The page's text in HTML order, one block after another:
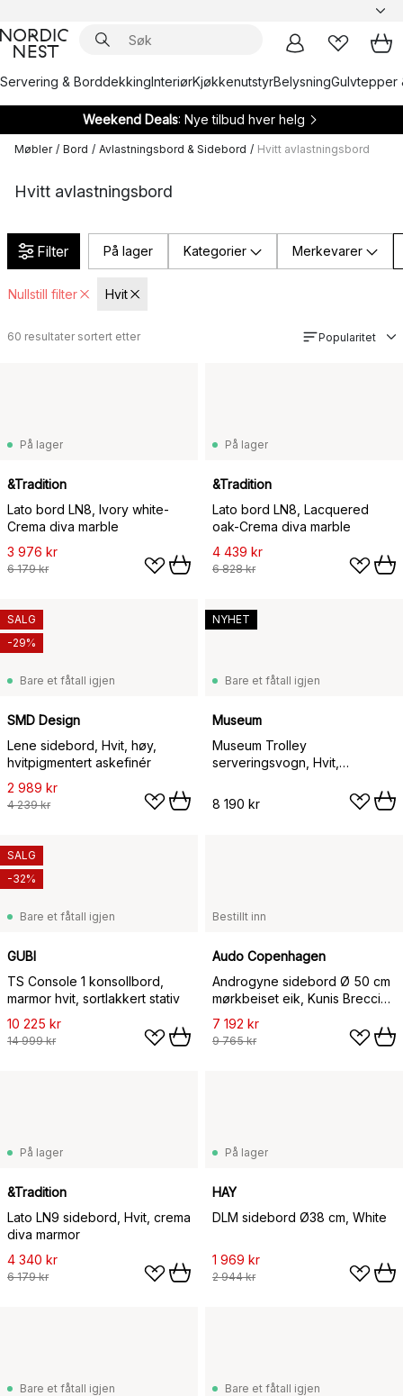
Servering & BorddekkingInteriørKjøkkenutstyrBelysningGulvtepper
Weekend Deals: Nye tilbud hver helg
Møbler / Bord / Avlastningsbord & Sidebord / Hvitt avlastningsbord
Hvitt avlastningsbord
Filter På lager Kategorier Merkevarer
Nullstill filter Hvit
60 resultater sortert etter Popularitet
På lager
&Tradition
Lato bord LN8, Ivory white-
Crema diva marble
3 976 kr
6 179 kr
På lager
&Tradition
Lato bord LN8, Lacquered
oak-Crema diva marble
4 439 kr
6 828 kr
Bare et fåtall igjen
SMD Design
Lene sidebord, Hvit, høy,
hvitpigmentert askefinér
2 989 kr
4 239 kr
SALG
-29%
Bare et fåtall igjen
Museum
Museum Trolley
serveringsvogn, Hvit,
8 190 kr
NYHET
Bare et fåtall igjen
GUBI
TS Console 1 konsollbord,
marmor hvit, sortlakkert stativ
10 225 kr
14 999 kr
SALG
-32%
Bestillt inn
Audo Copenhagen
Androgyne sidebord Ø 50 cm
mørkbeiset eik, Kunis Breccia-
bordplate
7 192 kr
9 765 kr
På lager
&Tradition
Lato LN9 sidebord, Hvit, crema
diva marmor
4 340 kr
6 179 kr
På lager
HAY
DLM sidebord Ø38 cm, White
1 969 kr
2 944 kr
Bare et fåtall igjen Bare et fåtall igjen